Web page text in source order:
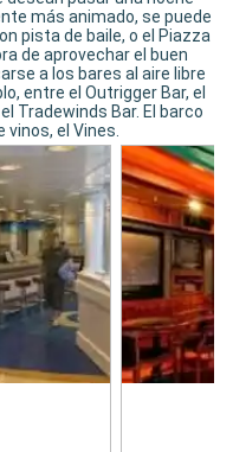
más animado, se puede
pista de baile, o el Piazza
de aprovechar el buen
a los bares al aire libre
entre el Outrigger Bar, el
Tradewinds Bar. El barco
vinos, el Vines.